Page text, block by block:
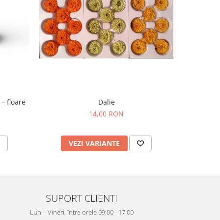
floare
Dalie
14,00 RON
VEZI VARIANTE
SUPORT CLIENTI
Luni - Vineri, între orele 09:00 - 17:00